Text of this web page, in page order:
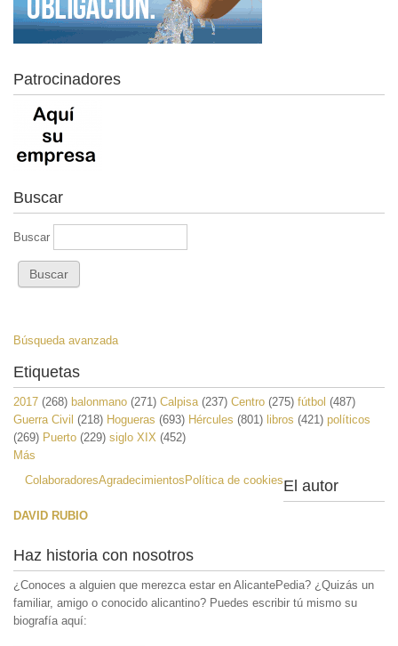
Patrocinadores
Buscar
Buscar
Búsqueda avanzada
Etiquetas
2017 (268) balonmano (271) Calpisa (237) Centro (275) fútbol (487)
Guerra Civil (218) Hogueras (693) Hércules (801) libros (421) políticos
(269) Puerto (229) siglo XIX (452)
Más
ColaboradoresAgradecimientos Política de cookiesEl autor
DAVID RUBIO
Haz historia con nosotros
¿Conoces a alguien que merezca estar en AlicantePedia? ¿Quizás un
familiar, amigo o conocido alicantino? Puedes escribir tú mismo su
biografía aquí: